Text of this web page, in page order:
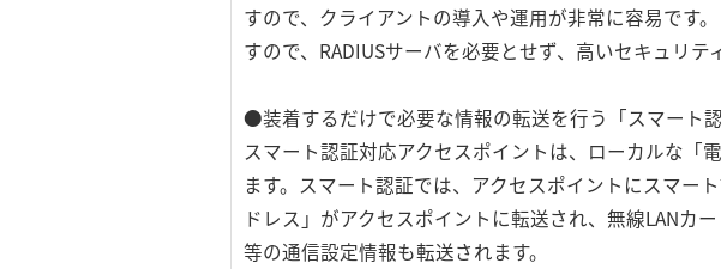
すので、クライアントの導入や運用が非常に容易です
すので、RADIUSサーバを必要とせず、高いセキュリテ
●装着するだけで必要な情報の転送を行う「スマート認
スマート認証対応アクセスポイントは、ローカルな「
ます。スマート認証では、アクセスポイントにスマー
ドレス」がアクセスポイントに転送され、無線LANカ
等の通信設定情報も転送されます。